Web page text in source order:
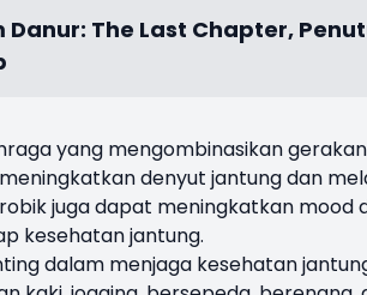
Danur: The Last Chapter,
yang mengombinasikan
denyut jantung dan
juga dapat meningkatkan mood
kesehatan jantung.
dalam menjaga kesehatan